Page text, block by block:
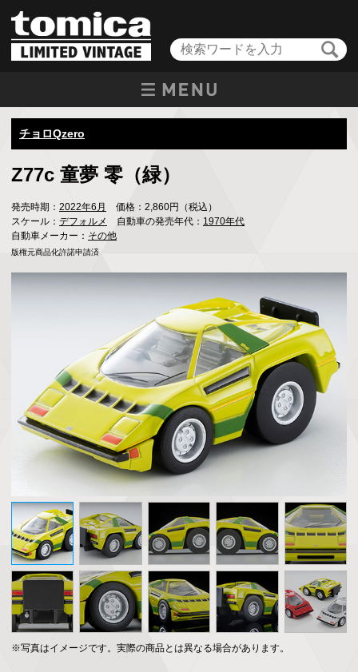
チョロQzero
Z77c 童夢 零（緑）
発売時期： 2022年6月
価格：2,860円（税込）
スケール： デフォルメ 自動車の発売年代： 1970年代
自動車メーカー： その他
版権元商品化許諾申請済
※写真はイメージです。実際の商品とは異なる場合があります。